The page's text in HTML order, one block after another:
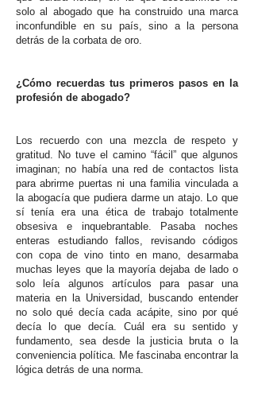
solo al abogado que ha construido una marca
inconfundible en su país, sino a la persona
detrás de la corbata de oro.
¿Cómo recuerdas tus primeros pasos en la
profesión de abogado?
Los recuerdo con una mezcla de respeto y
gratitud. No tuve el camino “fácil” que algunos
imaginan; no había una red de contactos lista
para abrirme puertas ni una familia vinculada a
la abogacía que pudiera darme un atajo. Lo que
sí tenía era una ética de trabajo totalmente
obsesiva e inquebrantable. Pasaba noches
enteras estudiando fallos, revisando códigos
con copa de vino tinto en mano, desarmaba
muchas leyes que la mayoría dejaba de lado o
solo leía algunos artículos para pasar una
materia en la Universidad, buscando entender
no solo qué decía cada acápite, sino por qué
decía lo que decía. Cuál era su sentido y
fundamento, sea desde la justicia bruta o la
conveniencia política. Me fascinaba encontrar la
lógica detrás de una norma.